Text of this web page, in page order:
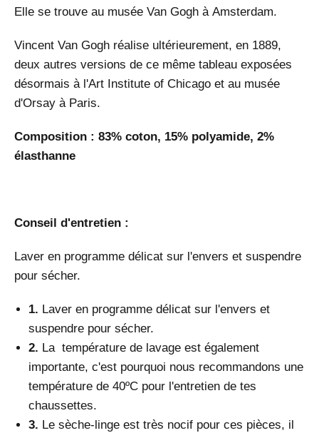
Elle se trouve au musée Van Gogh à Amsterdam.
Vincent Van Gogh réalise ultérieurement, en 1889,
deux autres versions de ce même tableau exposées
désormais à l'Art Institute of Chicago et au musée
d'Orsay à Paris.
Composition : 83% coton, 15% polyamide, 2%
élasthanne
Conseil d'entretien :
Laver en programme délicat sur l'envers et suspendre
pour sécher.
1. Laver en programme délicat sur l'envers et
suspendre pour sécher.
2. La température de lavage est également
importante, c'est pourquoi nous recommandons une
température de 40ºC pour l'entretien de tes
chaussettes.
3. Le sèche-linge est très nocif pour ces pièces, il